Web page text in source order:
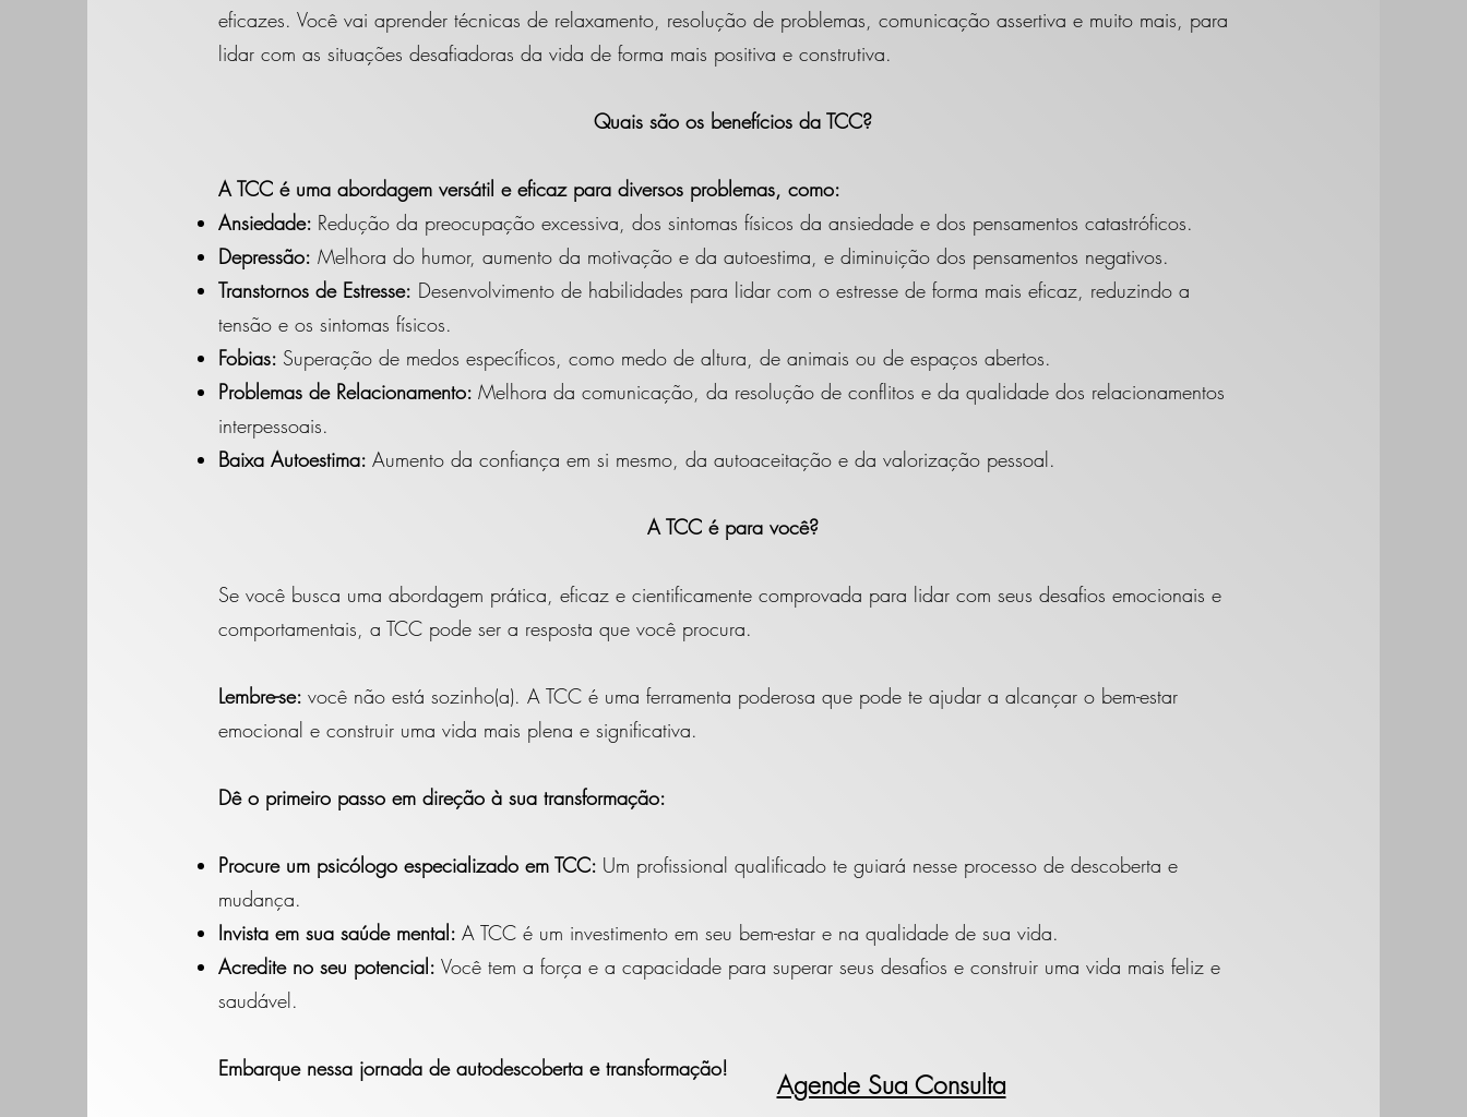
eficazes. Você vai aprender técnicas de relaxamento, resolução de problemas, comunicação assertiva e muito mais, para
lidar com as situações desafiadoras da vida de forma mais positiva e construtiva.
Quais são os benefícios da TCC?
A TCC é uma abordagem versátil e eficaz para diversos problemas, como:
Ansiedade: Redução da preocupação excessiva, dos sintomas físicos da ansiedade e dos pensamentos catastróficos.
Depressão: Melhora do humor, aumento da motivação e da autoestima, e diminuição dos pensamentos negativos.
Transtornos de Estresse: Desenvolvimento de habilidades para lidar com o estresse de forma mais eficaz, reduzindo a
tensão e os sintomas físicos.
Fobias: Superação de medos específicos, como medo de altura, de animais ou de espaços abertos.
Problemas de Relacionamento: Melhora da comunicação, da resolução de conflitos e da qualidade dos relacionamentos
interpessoais.
Baixa Autoestima: Aumento da confiança em si mesmo, da autoaceitação e da valorização pessoal.
A TCC é para você?
Se você busca uma abordagem prática, eficaz e cientificamente comprovada para lidar com seus desafios emocionais e
comportamentais, a TCC pode ser a resposta que você procura.
Lembre-se: você não está sozinho(a). A TCC é uma ferramenta poderosa que pode te ajudar a alcançar o bem-estar
emocional e construir uma vida mais plena e significativa.
Dê o primeiro passo em direção à sua transformação:
Procure um psicólogo especializado em TCC: Um profissional qualificado te guiará nesse processo de descoberta e
mudança.
Invista em sua saúde mental: A TCC é um investimento em seu bem-estar e na qualidade de sua vida.
Acredite no seu potencial: Você tem a força e a capacidade para superar seus desafios e construir uma vida mais feliz e
saudável.
Embarque nessa jornada de autodescoberta e transformação!
Agende Sua Consulta